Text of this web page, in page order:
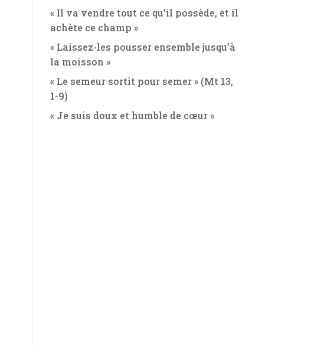
« Il va vendre tout ce qu’il possède, et il
achète ce champ »
« Laissez-les pousser ensemble jusqu’à
la moisson »
« Le semeur sortit pour semer » (Mt 13,
1-9)
« Je suis doux et humble de cœur »